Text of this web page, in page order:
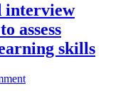
interview
assess
skills